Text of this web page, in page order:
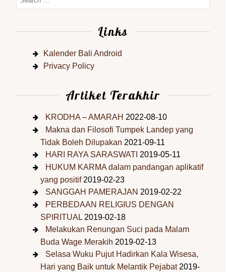
Links
Kalender Bali Android
Privacy Policy
Artiket Terakhir
KRODHA – AMARAH 2022-08-10
Makna dan Filosofi Tumpek Landep yang
Tidak Boleh Dilupakan 2021-09-11
HARI RAYA SARASWATI 2019-05-11
HUKUM KARMA dalam pandangan aplikatif
yang positif 2019-02-23
SANGGAH PAMERAJAN 2019-02-22
PERBEDAAN RELIGIUS DENGAN
SPIRITUAL 2019-02-18
Melakukan Renungan Suci pada Malam
Buda Wage Merakih 2019-02-13
Selasa Wuku Pujut Hadirkan Kala Wisesa,
Hari yang Baik untuk Melantik Pejabat 2019-